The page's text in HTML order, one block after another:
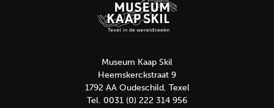
Museum Kaap Skil
Heemskerckstraat 9
1792 AA Oudeschild, Texel
Tel. 0031 (0) 222 314 956